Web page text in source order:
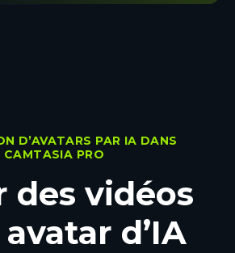
D’AVATARS PAR IA DANS
CAMTASIA PRO
des vidéos
d’IA